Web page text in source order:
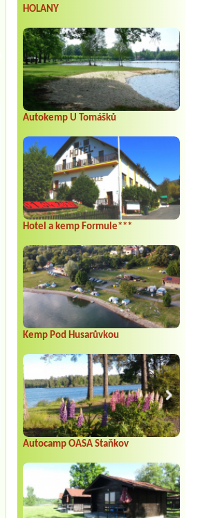
HOLANY
Autokemp U Tomášků
Hotel a kemp Formule***
Kemp Pod Husarůvkou
Autocamp OASA Staňkov